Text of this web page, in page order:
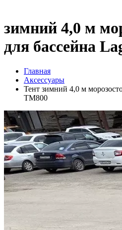
зимний 4,0 м
для бассейна
Главная
Аксессуары
Тент зимний 4,0 м
TM800